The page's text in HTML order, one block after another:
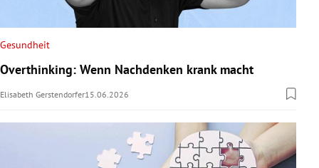
Gesundheit
Overthinking: Wenn Nachdenken krank macht
Elisabeth Gerstendorfer15.06.2026